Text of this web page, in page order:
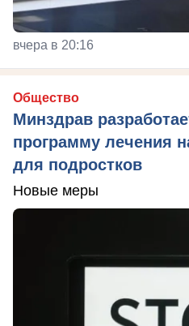
вчера в 20:16
Общество
Минздрав
программу лечения
для подростков
Новые меры